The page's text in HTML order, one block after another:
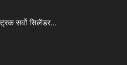
सर्वो सिलेंडर...